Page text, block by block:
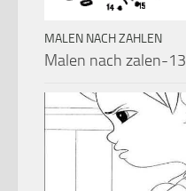
MALEN NACH ZAHLEN
Malen nach zalen-13